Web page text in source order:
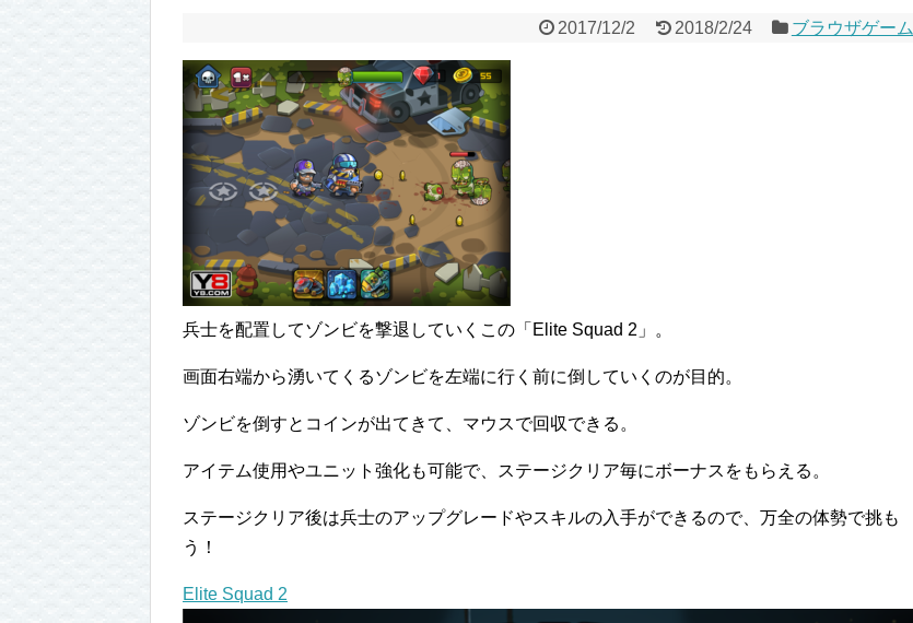
2017/12/2 2018/2/24 ブラウザゲーム
兵士を配置してゾンビを撃退していくこの「Elite Squad 2」。
画面右端から湧いてくるゾンビを左端に行く前に倒していくのが目的。
ゾンビを倒すとコインが出てきて、マウスで回収できる。
アイテム使用やユニット強化も可能で、ステージクリア毎にボーナスをもらえる。
ステージクリア後は兵士のアップグレードやスキルの入手ができるので、万全の体勢で挑も
う！
Elite Squad 2